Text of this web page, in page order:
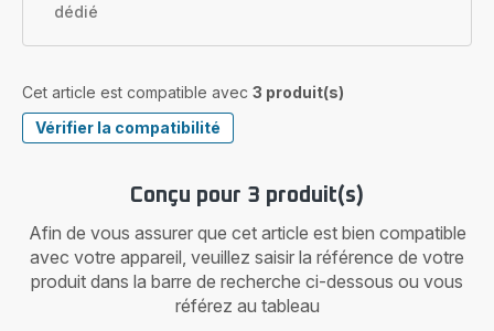
dédié
Cet article est compatible avec 3 produit(s)
Vérifier la compatibilité
Conçu pour 3 produit(s)
Afin de vous assurer que cet article est bien compatible
avec votre appareil, veuillez saisir la référence de votre
produit dans la barre de recherche ci-dessous ou vous
référez au tableau